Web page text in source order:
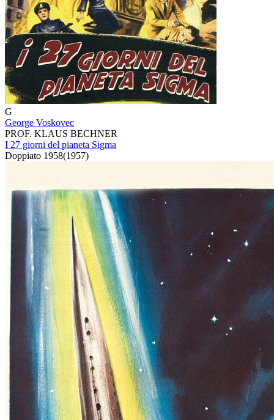
G
George Voskovec
PROF. KLAUS BECHNER
I 27 giorni del pianeta Sigma
Doppiato 1958(1957)